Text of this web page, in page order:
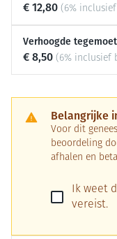
€ 12,80 (6%
Verhoogde
€ 8,50 (6% inclusief
Belangrijke
Voor dit
beoordeling
afhalen en
Ik weet
vereist.